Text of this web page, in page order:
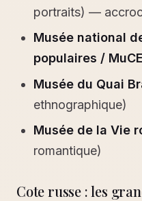
portraits) —
Musée national
populaires /
Musée du Quai
ethnographique)
Musée de la Vie
romantique)
Cote russe : les